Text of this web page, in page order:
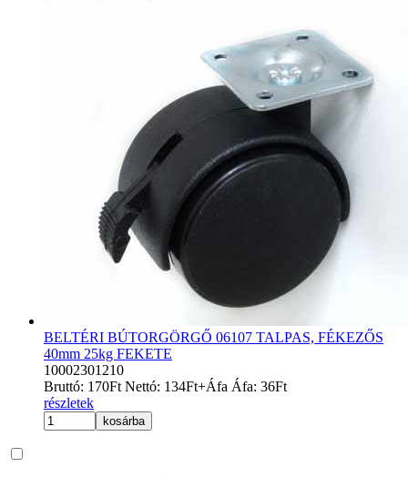
BELTÉRI BÚTORGÖRGŐ 06107 TALPAS, FÉKEZŐS
40mm 25kg FEKETE
10002301210
Bruttó: 170Ft Nettó: 134Ft+Áfa Áfa: 36Ft
részletek
kosárba